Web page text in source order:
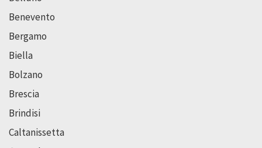
Benevento
Bergamo
Biella
Bolzano
Brescia
Brindisi
Caltanissetta